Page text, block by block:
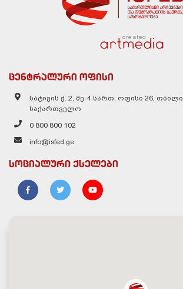
created
ცენტრალური ოფისი
სატივის ქ. 2, მე-4 სართ, ოფისი 26,
საქართველო
0 800 800 102
info@isfed.ge
სოციალური ქსელები